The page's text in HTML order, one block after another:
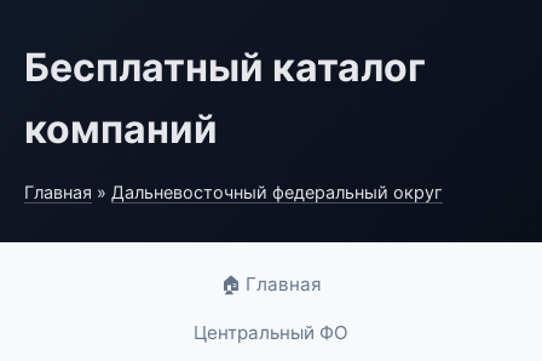
Бесплатный каталог
компаний
Главная » Дальневосточный федеральный округ
🏠 Главная
Центральный ФО